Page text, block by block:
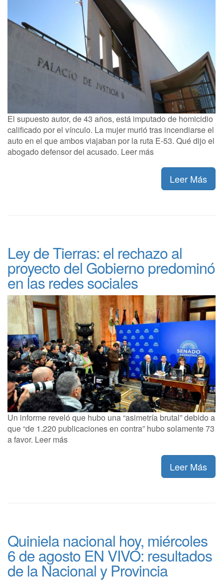
El supuesto autor, de 43 años, está imputado de homicidio
calificado por el vínculo. La mujer murió tras incendiarse el
auto en el que ambos viajaban por la ruta E-53. Qué dijo el
abogado defensor del acusado. Leer más
Leer Más
Ley de Tierras: el rechazo al
proyecto del Gobierno predominó
en las redes sociales
Un informe reveló que hubo una “asimetría brutal” debido a
que “de 1.220 publicaciones en contra” hubo solamente 73
a favor. Leer más
Leer Más
Quiniela nacional hoy, miércoles
6 de agosto EN VIVO: resultados
de la Nacional y Provincia